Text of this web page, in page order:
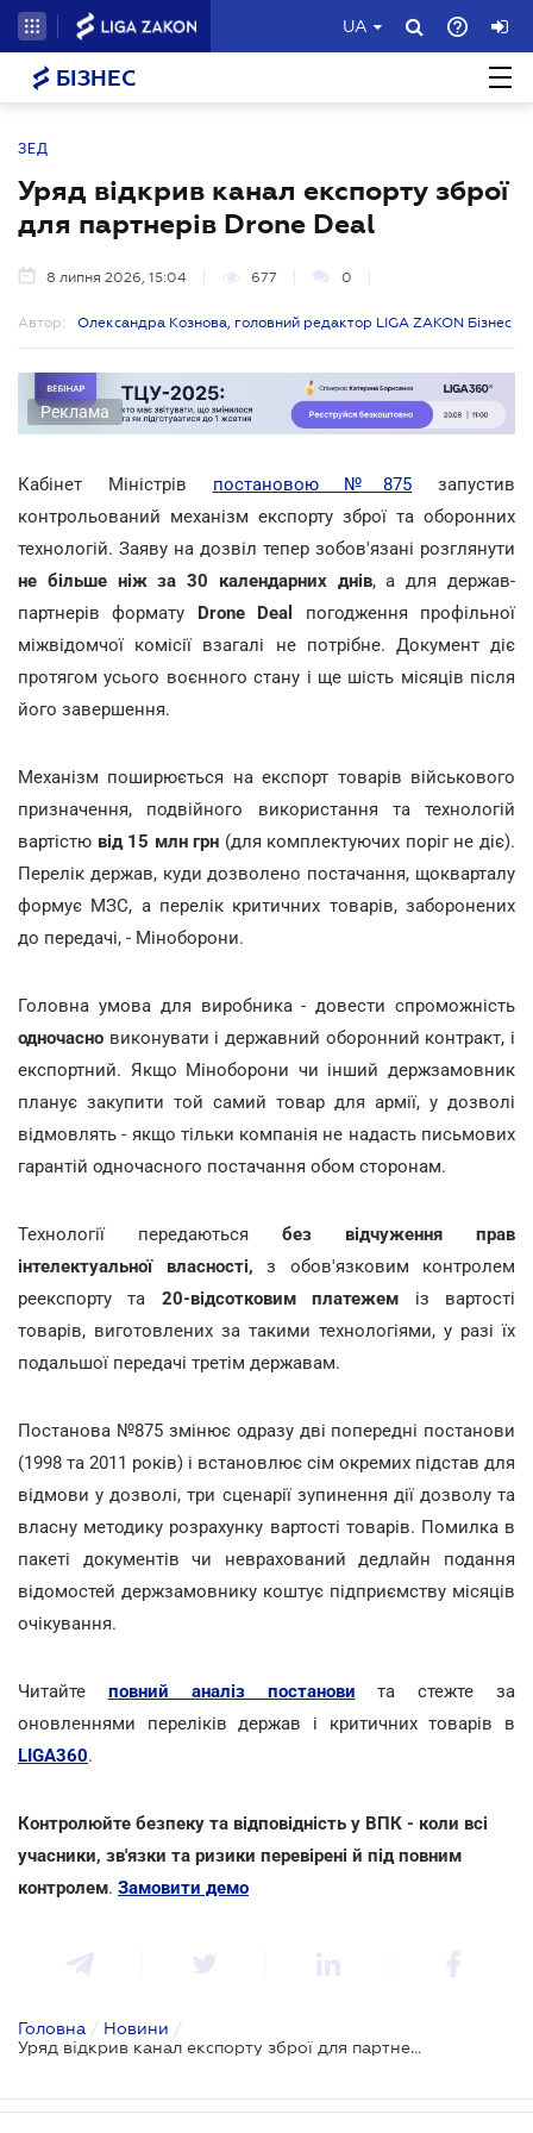
UA
БІЗНЕС
ЗЕД
Уряд відкрив канал експорту зброї
для партнерів Drone Deal
8 липня 2026, 15:04 677 0
Автор: Олександра Кознова, головний редактор LIGA ZAKON Бізнес
Реклама
Кабінет Міністрів постановою №875 запустив
контрольований механізм експорту зброї та оборонних
технологій. Заяву на дозвіл тепер зобов'язані розглянути
не більше ніж за 30 календарних днів, а для держав-
партнерів формату Drone Deal
погодження профільної
міжвідомчої комісії взагалі не потрібне. Документ діє
протягом усього воєнного стану і ще шість місяців після
його завершення.
Механізм поширюється на експорт товарів військового
призначення, подвійного використання та технологій
вартістю від 15 млн грн (для комплектуючих поріг не діє).
Перелік держав, куди дозволено постачання, щокварталу
формує МЗС, а перелік критичних товарів, заборонених
до передачі, - Міноборони.
Головна умова для виробника - довести спроможність
одночасно виконувати і державний оборонний контракт, і
експортний. Якщо Міноборони чи інший держзамовник
планує закупити той самий товар для армії, у дозволі
відмовлять - якщо тільки компанія не надасть письмових
гарантій одночасного постачання обом сторонам.
Технології передаються без відчуження прав
інтелектуальної власності, з обов'язковим контролем
реекспорту та 20-відсотковим платежем із вартості
товарів, виготовлених за такими технологіями, у разі їх
подальшої передачі третім державам.
Постанова №875 змінює одразу дві попередні постанови
(1998 та 2011 років) і встановлює сім окремих підстав для
відмови у дозволі, три сценарії зупинення дії дозволу та
власну методику розрахунку вартості товарів. Помилка в
пакеті документів чи неврахований дедлайн подання
відомостей держзамовнику коштує підприємству місяців
очікування.
Читайте повний аналіз постанови та стежте за
оновленнями переліків держав і критичних товарів в
LIGA360.
Контролюйте безпеку та відповідність у ВПК - коли всі
учасники, зв'язки та ризики перевірені й під повним
контролем. Замовити демо
Головна / Новини /
Уряд відкрив канал експорту зброї для партнерів Drone Deal